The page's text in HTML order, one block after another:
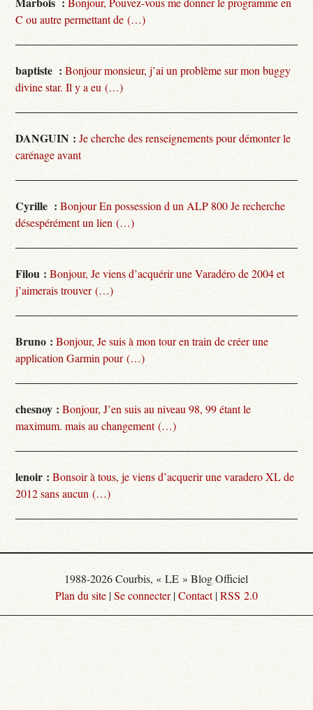
C ou autre permettant de (…)
baptiste : Bonjour monsieur, j’ai un problème sur mon buggy
divine star. Il y a eu (…)
DANGUIN : Je cherche des renseignements pour démonter le
carénage avant
Cyrille : Bonjour En possession d un ALP 800 Je recherche
désespérément un lien (…)
Filou : Bonjour, Je viens d’acquérir une Varadéro de 2004 et
j’aimerais trouver (…)
Bruno : Bonjour, Je suis à mon tour en train de créer une
application Garmin pour (…)
chesnoy : Bonjour, J’en suis au niveau 98, 99 étant le
maximum. mais au changement (…)
lenoir : Bonsoir à tous, je viens d’acquerir une varadero XL de
2012 sans aucun (…)
1988-2026 Courbis, « LE » Blog Officiel
Plan du site |Se connecter|Contact|RSS 2.0